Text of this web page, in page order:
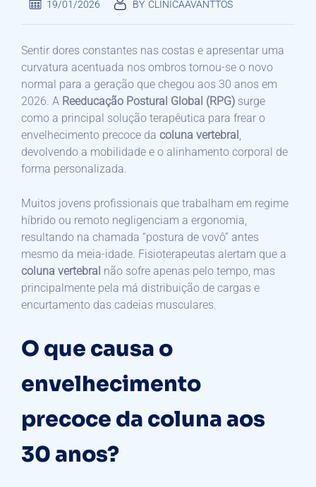
19/01/2026 BY CLINICAAVANTTOS
Sentir dores constantes nas costas e apresentar uma
curvatura acentuada nos ombros tornou-se o novo
normal para a geração que chegou aos 30 anos em
2026. A Reeducação Postural Global (RPG) surge
como a principal solução terapêutica para frear o
envelhecimento precoce da coluna vertebral ,
devolvendo a mobilidade e o alinhamento corporal de
forma personalizada.
Muitos jovens profissionais que trabalham em regime
híbrido ou remoto negligenciam a ergonomia,
resultando na chamada “postura de vovô” antes
mesmo da meia-idade. Fisioterapeutas alertam que a
coluna vertebral não sofre apenas pelo tempo, mas
principalmente pela má distribuição de cargas e
encurtamento das cadeias musculares.
O que causa o
envelhecimento
precoce da coluna aos
30 anos?